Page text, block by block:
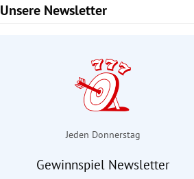
Unsere Newsletter
Slide 1 von 6
Jeden Donnerstag
Gewinnspiel Newsletter